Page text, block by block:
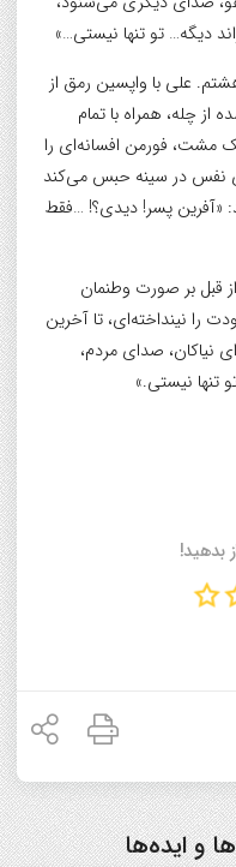
دیگه… تو تنها نیستی…»
علی با واپسین رمق از
چله، همراه با تمام
مشت، فورمن افسانه‌ای را
نفس در سینه حبس می‌کند
«آفرین پسر! دیدی؟! …فقط
قبل بر صورت وطنمان
را نینداخته‌ای، تا آخرین
نیاکان، صدای مردم،
تنها نیستی.»
بدهید!
و ایده‌ها